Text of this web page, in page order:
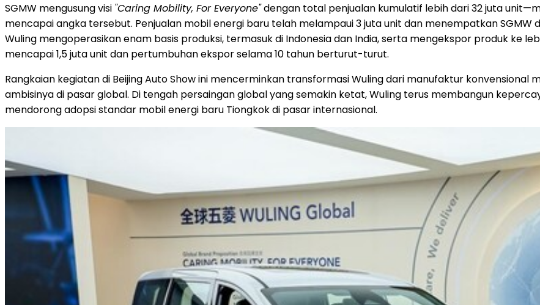
SGMW mengusung visi "Caring Mobility, For Everyone"dengan total penjualan kumulatif lebih dari 32 juta
mencapai angka tersebut. Penjualan mobil energi baru telah melampaui 3 juta unit dan menempatkan
Wuling mengoperasikan enam basis produksi, termasuk di Indonesia dan India, serta mengekspor produk ke
mencapai 1,5 juta unit dan pertumbuhan ekspor selama 10 tahun berturut-turut.
Rangkaian kegiatan di Beijing Auto Show ini mencerminkan transformasi Wuling dari manufaktur
ambisinya di pasar global. Di tengah persaingan global yang semakin ketat, Wuling terus membangun
mendorong adopsi standar mobil energi baru Tiongkok di pasar internasional.